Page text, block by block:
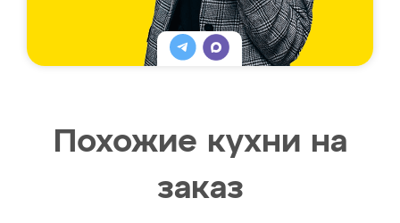
Похожие кухни на
заказ